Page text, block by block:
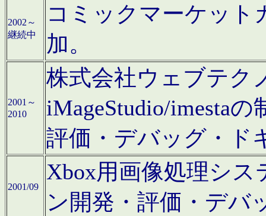
2002～
継続中
コミックマーケット
加。
2001～
2010
株式会社ウェブテク
iMageStudio/imesta
評価・デバッグ・ド
2001/09
Xbox用画像処理シ
ン開発・評価・デバ